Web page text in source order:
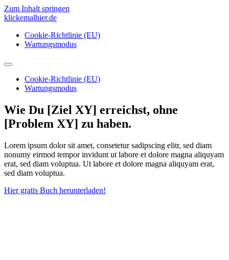
Zum Inhalt springen
klickemalhier.de
Cookie-Richtlinie (EU)
Wartungsmodus
Cookie-Richtlinie (EU)
Wartungsmodus
Wie Du [Ziel XY] erreichst, ohne
[Problem XY] zu haben.
Lorem ipsum dolor sit amet, consetetur sadipscing elitr, sed diam
nonumy eirmod tempor invidunt ut labore et dolore magna aliquyam
erat, sed diam voluptua. Ut labore et dolore magna aliquyam erat,
sed diam voluptua.
Hier gratis Buch herunterladen!